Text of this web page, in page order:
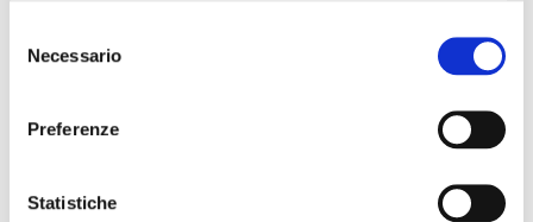
delNecessario
Preferenze
Statistiche